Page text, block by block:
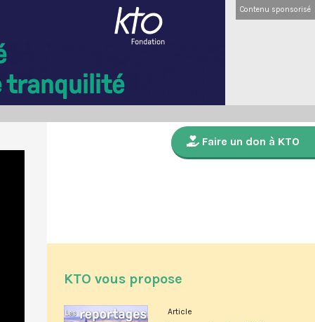
Contenu sponsorisé
Faire un don à KTO
KTO vous propose
Article